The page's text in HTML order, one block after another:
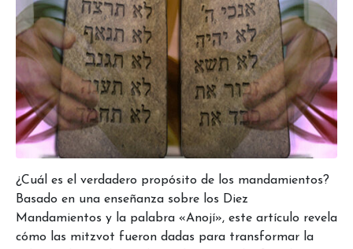
¿Cuál es el verdadero propósito de los mandamientos?
Basado en una enseñanza sobre los Diez
Mandamientos y la palabra «Anojí», este artículo revela
cómo las mitzvot fueron dadas para transformar la